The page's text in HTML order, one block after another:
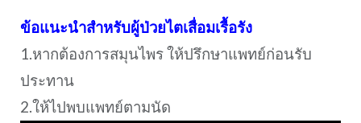
ข้อแนะนำสำหรับผู้ป่วยไตเสื่อมเรื้อรัง
1.หากต้องการสมุนไพร ให้ปรึกษาแพทย์ก่อนรับ
ประทาน
2.ให้ไปพบแพทย์ตามนัด